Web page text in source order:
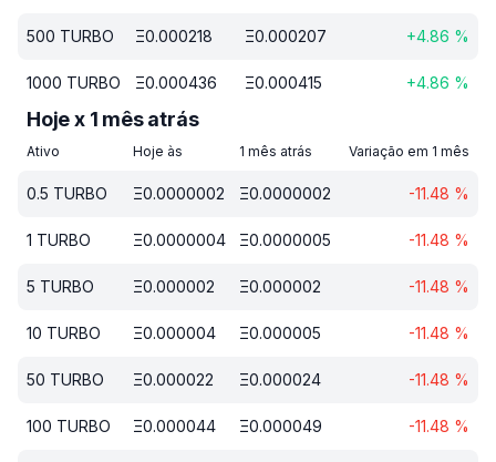
500 TURBO Ξ0.000218 Ξ0.000207 +4.86 %
1000 TURBO Ξ0.000436 Ξ0.000415 +4.86 %
Hoje x 1 mês atrás
Ativo Hoje às 1 mês atrás Variação em 1 mês
0.5 TURBO Ξ0.0000002 Ξ0.0000002 -11.48 %
1 TURBO Ξ0.0000004 Ξ0.0000005 -11.48 %
5 TURBO Ξ0.000002 Ξ0.000002 -11.48 %
10 TURBO Ξ0.000004 Ξ0.000005 -11.48 %
50 TURBO Ξ0.000022 Ξ0.000024 -11.48 %
100 TURBO Ξ0.000044 Ξ0.000049 -11.48 %